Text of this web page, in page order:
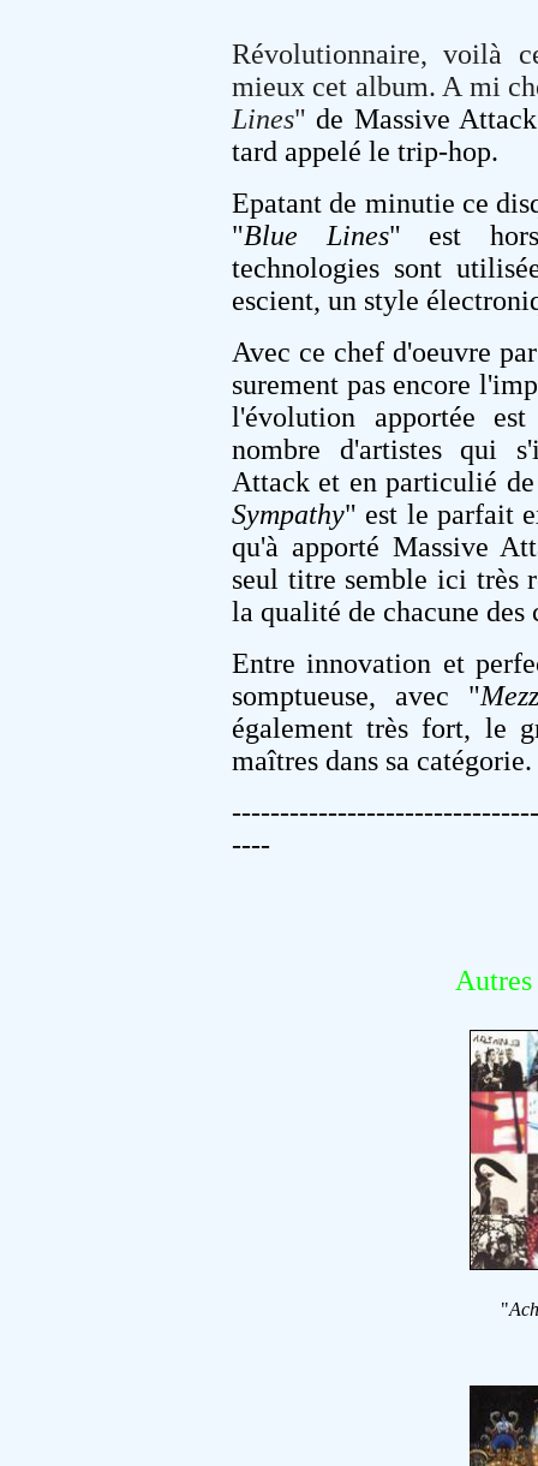
Révolutionnaire, voilà
mieux cet album. A mi
Lines"de Massive
tard appelé le trip-hop.
Epatant de minutie ce
"Blue Lines" est
technologies sont
escient, un style
Avec ce chef d'oeuvre
surement pas encore
l'évolution apportée
nombre d'artistes qui
Attack et en particulié
Sympathy" est le parfait
qu'à apporté Massive
seul titre semble ici très
la qualité de chacune des
Entre innovation et
somptueuse, avec "
également très fort, le
maîtres dans sa catégorie.
----
"